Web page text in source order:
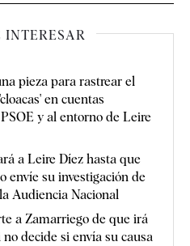
INTERESAR
pieza para rastrear el
en cuentas
y al entorno de Leire
a Leire Díez hasta que
envíe su investigación de
Audiencia Nacional
a Zamarriego de que irá
decide si envía su causa